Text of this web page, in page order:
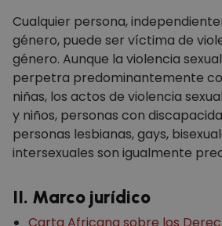
Cualquier persona,
género, puede ser víctima de
género. Aunque la violencia
perpetra predominantemente
niñas, los actos de violencia
y niños, personas con
personas lesbianas, gays,
intersexuales son igualmente
II. Marco jurídico